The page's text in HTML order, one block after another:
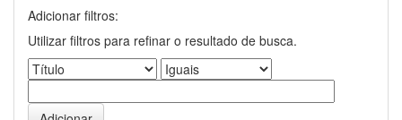
Adicionar filtros:
Utilizar filtros para refinar o resultado de busca.